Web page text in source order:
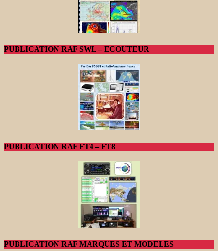
PUBLICATION RAF SWL – ECOUTEUR
PUBLICATION RAF FT4 – FT8
PUBLICATION RAF MARQUES ET MODELES